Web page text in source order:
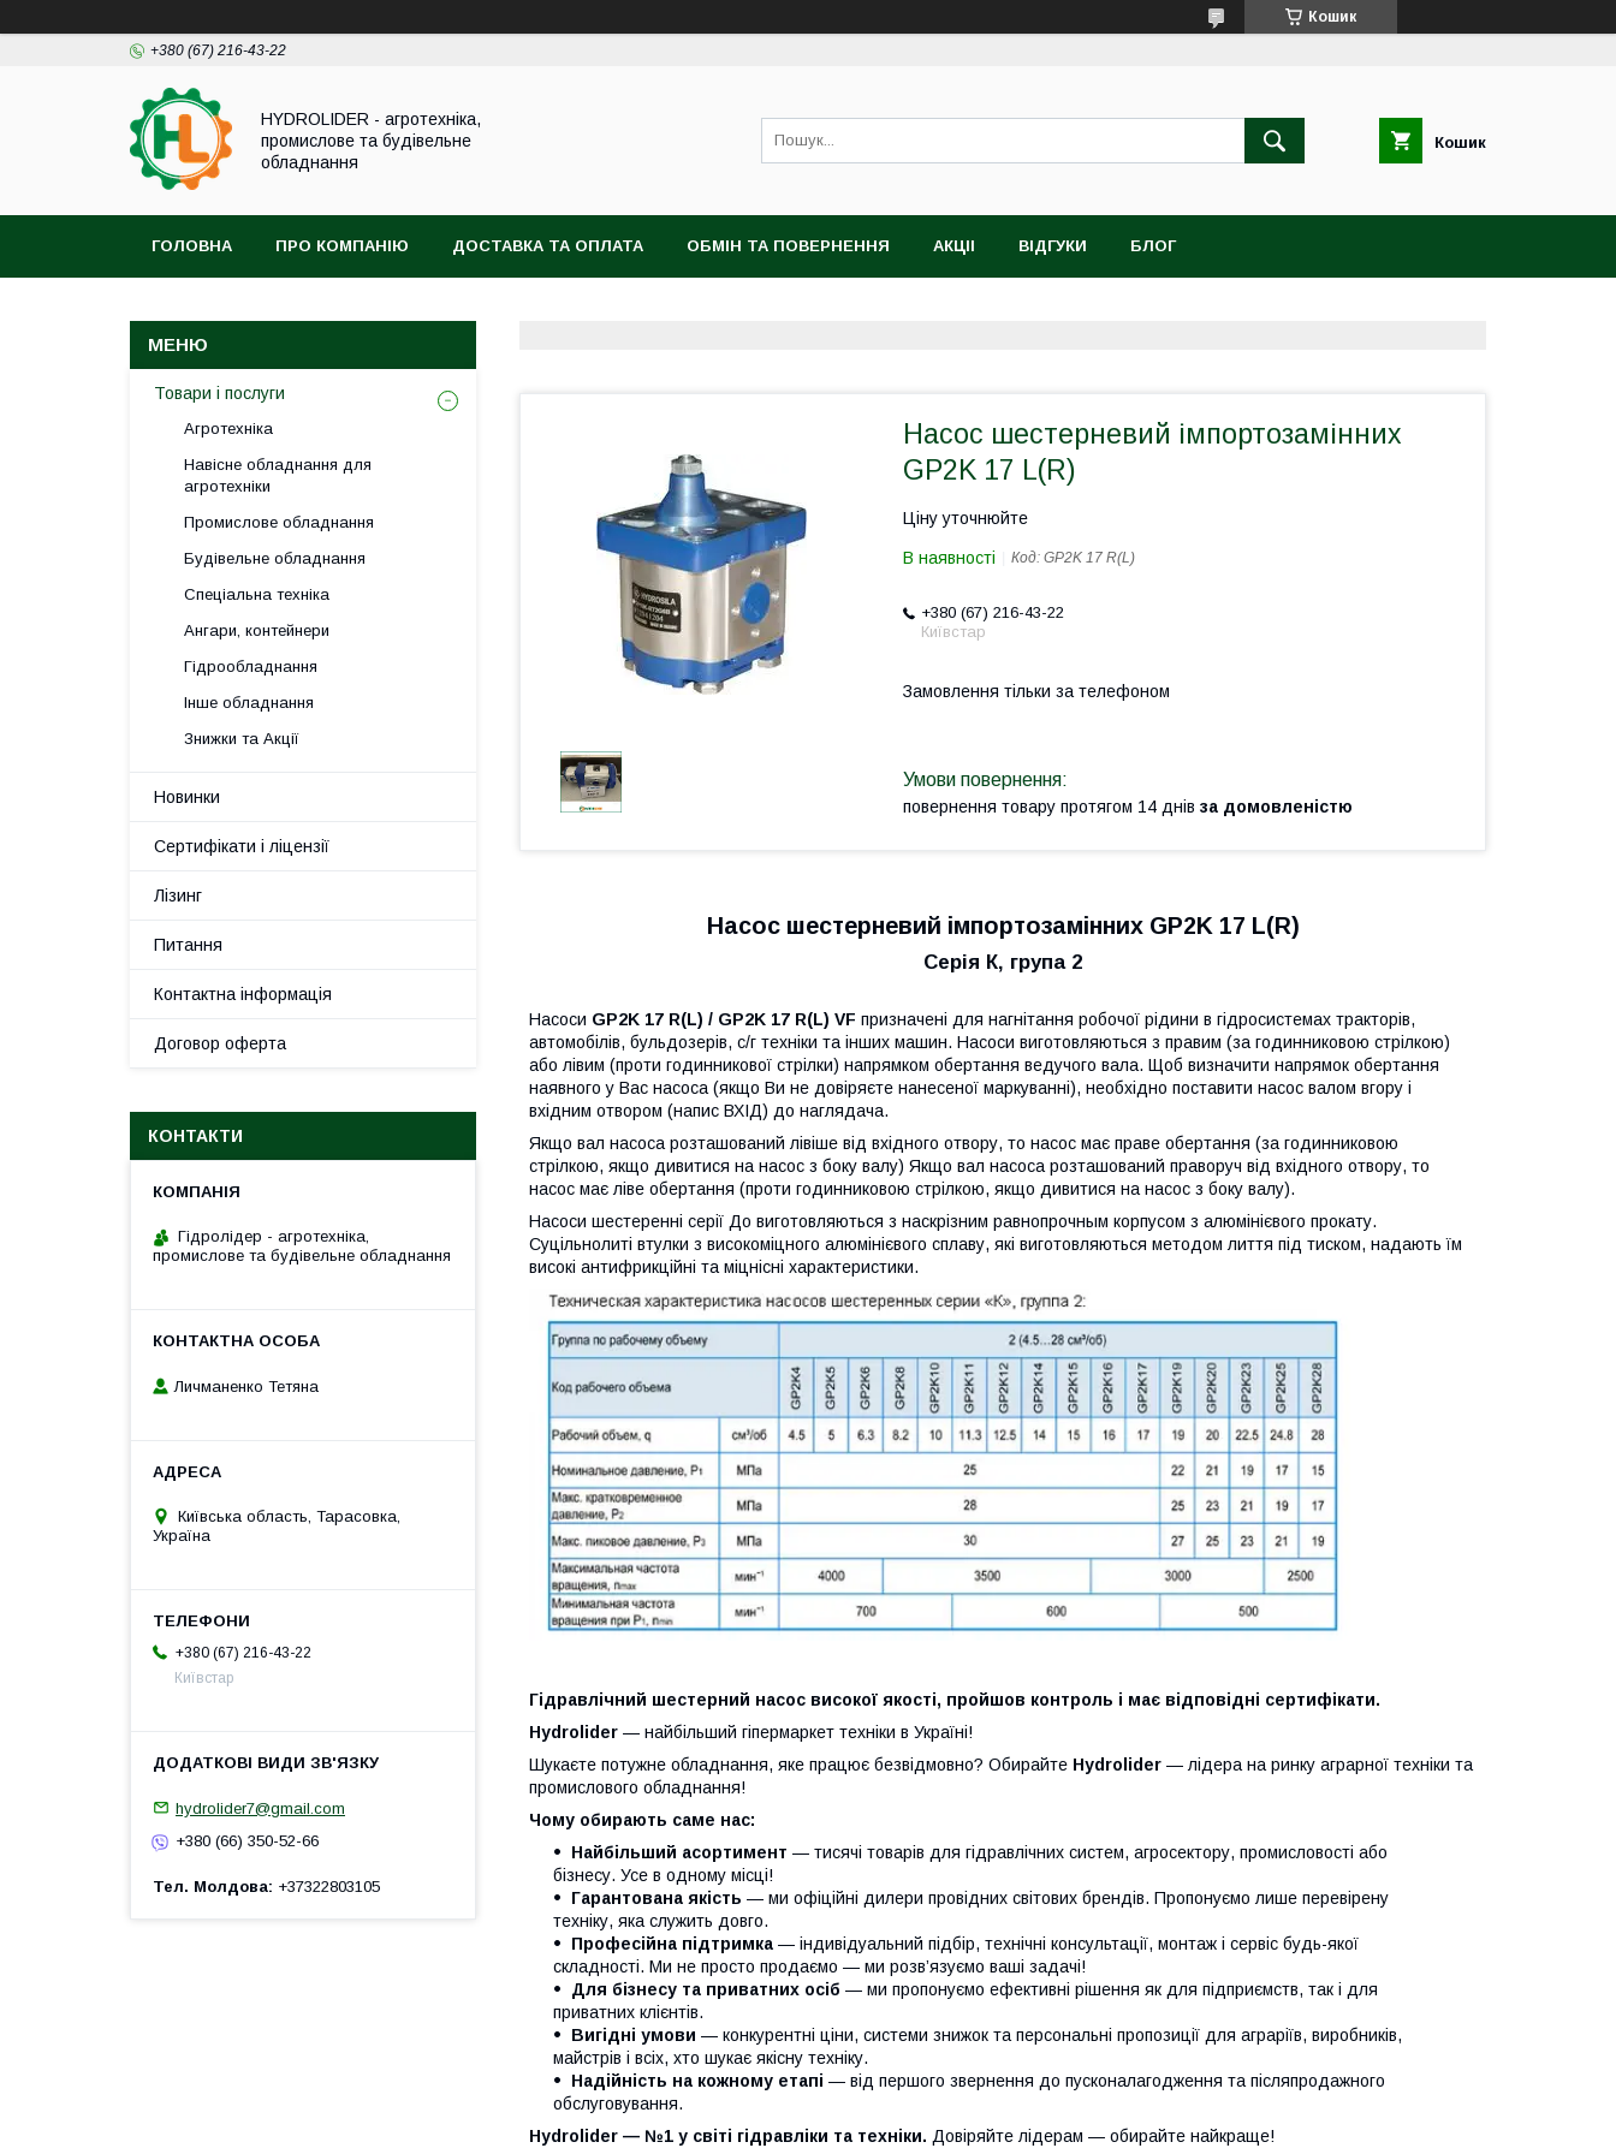
Кошик
+380 (67) 216-43-22
HYDROLIDER - агротехніка,
промислове та будівельне
обладнання
Кошик
ГОЛОВНА ПРО КОМПАНІЮ ДОСТАВКА ТА ОПЛАТА ОБМІН ТА ПОВЕРНЕННЯ АКЦІІ ВІДГУКИ БЛОГ
Насос шестерневий імпортозамінних
GP2K 17 L(R)
Ціну уточнюйте
В наявності Код: GP2K 17 R(L)
+380 (67) 216-43-22
Київстар
Замовлення тільки за телефоном
повернення товару протягом 14 днів за домовленістю
Насос шестерневий імпортозамінних GP2K 17 L(R)
Серія К, група 2
Насоси GP2K 17 R(L) / GP2K 17 R(L) VF призначені для нагнітання робочої рідини в гідросистемах тракторів,
автомобілів, бульдозерів, с/г техніки та інших машин. Насоси виготовляються з правим (за годинниковою стрілкою)
або лівим (проти годинникової стрілки) напрямком обертання ведучого вала. Щоб визначити напрямок обертання
наявного у Вас насоса (якщо Ви не довіряєте нанесеної маркуванні), необхідно поставити насос валом вгору і
вхідним отвором (напис ВХІД) до наглядача.
Якщо вал насоса розташований лівіше від вхідного отвору, то насос має праве обертання (за годинниковою
стрілкою, якщо дивитися на насос з боку валу) Якщо вал насоса розташований праворуч від вхідного отвору, то
насос має ліве обертання (проти годинниковою стрілкою, якщо дивитися на насос з боку валу).
Насоси шестеренні серії До виготовляються з наскрізним равнопрочным корпусом з алюмінієвого прокату.
Суцільнолиті втулки з високоміцного алюмінієвого сплаву, які виготовляються методом лиття під тиском, надають їм
високі антифрикційні та міцнісні характеристики.
Гідравлічний шестерний насос високої якості, пройшов контроль і має відповідні сертифікати.
Hydrolider — найбільший гіпермаркет техніки в Україні!
Шукаєте потужне обладнання, яке працює безвідмовно? Обирайте Hydrolider — лідера на ринку аграрної техніки та
промислового обладнання!
Чому обирають саме нас:
Найбільший асортимент — тисячі товарів для гідравлічних систем, агросектору, промисловості або
бізнесу. Усе в одному місці!
Гарантована якість — ми офіційні дилери провідних світових брендів. Пропонуємо лише перевірену
техніку, яка служить довго.
Професійна підтримка — індивідуальний підбір, технічні консультації, монтаж і сервіс будь-якої
складності. Ми не просто продаємо — ми розв’язуємо ваші задачі!
Для бізнесу та приватних осіб — ми пропонуємо ефективні рішення як для підприємств, так і для
приватних клієнтів.
Вигідні умови — конкурентні ціни, системи знижок та персональні пропозиції для аграріїв, виробників,
майстрів і всіх, хто шукає якісну техніку.
Надійність на кожному етапі — від першого звернення до пусконалагодження та післяпродажного
обслуговування.
Hydrolider — №1 у світі гідравліки та техніки. Довіряйте лідерам — обирайте найкраще!
Товари і послуги
Агротехніка
Навісне обладнання для
агротехніки
Промислове обладнання
Будівельне обладнання
Спеціальна техніка
Ангари, контейнери
Гідрообладнання
Інше обладнання
Знижки та Акції
Новинки
Сертифікати і ліцензії
Лізинг
Питання
Контактна інформація
Договор оферта
КОНТАКТИ
Гідролідер - агротехніка,
промислове та будівельне обладнання
Личманенко Тетяна
Київська область, Тарасовка,
Україна
+380 (67) 216-43-22
Київстар
hydrolider7@gmail.com
+380 (66) 350-52-66
Тел. Молдова +37322803105